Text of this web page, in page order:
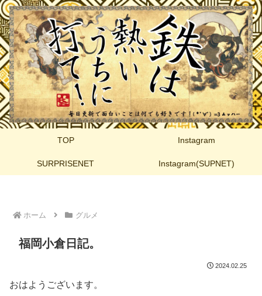
TOP Instagram
SURPRISENET Instagram(SUPNET)
ホーム グルメ
福岡小倉日記。
2024.02.25
おはようございます。